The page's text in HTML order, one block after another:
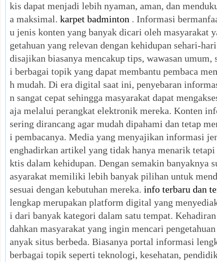
kis dapat menjadi lebih nyaman, aman, dan
a maksimal. karpet badminton . Informasi
u jenis konten yang banyak dicari oleh masyarakat
getahuan yang relevan dengan kehidupan sehari-
disajikan biasanya mencakup tips, wawasan umum,
i berbagai topik yang dapat membantu pembaca
h mudah. Di era digital saat ini, penyebaran
n sangat cepat sehingga masyarakat dapat
aja melalui perangkat elektronik mereka. Konten
sering dirancang agar mudah dipahami dan tetap
i pembacanya. Media yang menyajikan informasi
enghadirkan artikel yang tidak hanya menarik
ktis dalam kehidupan. Dengan semakin banyaknya
asyarakat memiliki lebih banyak pilihan untuk
sesuai dengan kebutuhan mereka. info terbaru dan
lengkap merupakan platform digital yang
i dari banyak kategori dalam satu tempat.
dahkan masyarakat yang ingin mencari
anyak situs berbeda. Biasanya portal informasi
berbagai topik seperti teknologi, kesehatan,